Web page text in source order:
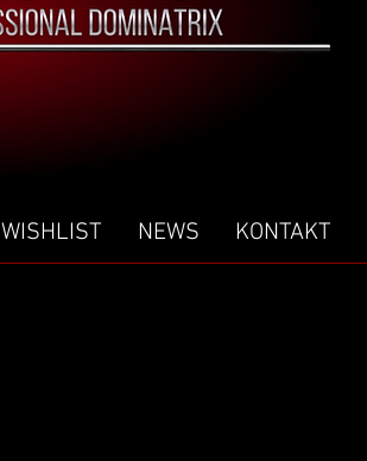
WISHLIST NEWS KONTAKT